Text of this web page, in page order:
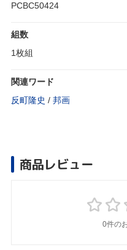
PCBC50424
組数
1枚組
関連ワード
反町隆史 / 邦画
商品レビュー
0件の